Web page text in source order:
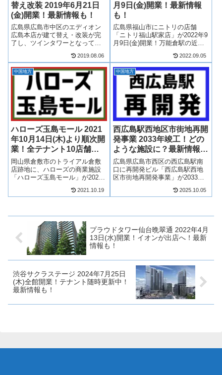
替え改装 2019年6月21日
(金)開業！最新情報も！
広島県広島市中区のエディオン
広島本店が建て替え・改装が完
了し、ツインタワーとなって
す！広島市では地域一番店、エ
ディオンの中でも「なんば本
店」に次ぐ最大級の店舗となり
ます！テナントは？求人情報
は？同時に、営...
2019.08.06
月9日(金)開業！最新情報
も！
広島県福山市にニトリの店舗
「ニトリ福山駅家店」が2022年9
月9日(金)開業！万能倉駅の近く
んな、ニトリ福山駅家店につい
て、テナントや開業日について
見ていきましょう！【2022年2月
23日 公開】【2022年9月...
2022.09.05
中国地方
ハローズ玉島モール 2021
年10月14日(木)より順次開
業！全テナント10店舗一
覧！最新情報も！
岡山県倉敷市のトライアル倉敷
店跡地に、ハローズの商業施設
「ハローズ玉島モール」が2021
ローズを中心にザグザグなど複
や求人情報についてみていきま
2021.10.19
中国地方
西広島駅西地区市街地再開
発事業 2033年竣工！どの
ような施設に？最新情報
も！
広島県広島市西区の西広島駅南
口に再開発ビル「西広島駅西地
区市街地再開発事業」が2033年
ション、5階・7階建ての商業施
となる開発事業で期待が高まっ
2025.10.05
プラウドタワー仙台晩翠通 2022年4月
13日(水)開業！イオンが出店へ！最新
情報も！
渋谷サクラステージ 2024年7月25日
(木)全館開業！テナント随時更新中！
最新情報も！